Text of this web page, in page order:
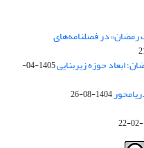
رمضان» در فصلنامه‌های
ابعاد حوزه زیربنایی
1405-04-
1404-08-26